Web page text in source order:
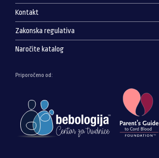
Kontakt
Zakonska regulativa
Naročite katalog
Priporočeno od: